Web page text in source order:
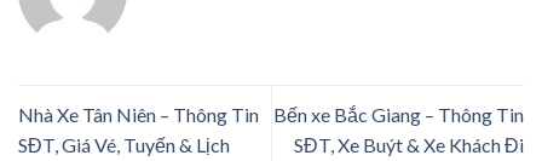
Nhà Xe Tân Niên – Thông Tin
SĐT, Giá Vé, Tuyến & Lịch
Bến xe Bắc Giang – Thông Tin
SĐT, Xe Buýt & Xe Khách Đi